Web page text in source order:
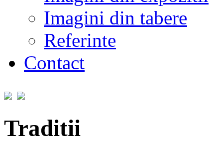
Imagini din tabere
Referinte
Contact
Traditii